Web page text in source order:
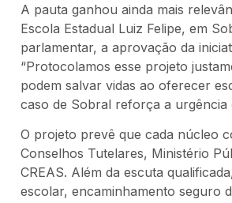
A pauta ganhou ainda mais
Escola Estadual Luiz Felipe, em
parlamentar, a aprovação da
“Protocolamos esse projeto
podem salvar vidas ao oferecer
caso de Sobral reforça a urgência
O projeto prevê que cada núcleo
Conselhos Tutelares, Ministério
CREAS. Além da escuta
escolar, encaminhamento seguro